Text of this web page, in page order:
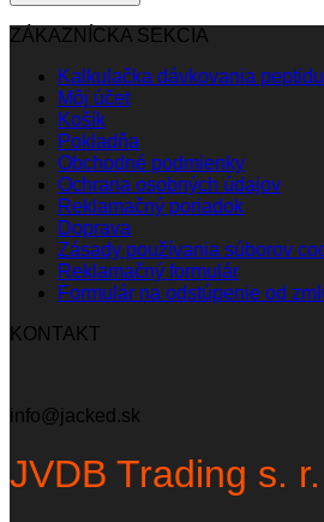
ZÁKAZNÍCKA SEKCIA
Kalkulačka dávkovania peptidu
Môj účet
Košík
Pokladňa
Obchodné podmienky
Ochrana osobných údajov
Reklamačný poriadok
Doprava
Zásady používania súborov
Reklamačný formulár
Formulár na odstúpenie od
KONTAKT
info@jacked.sk
JVDB Trading s.